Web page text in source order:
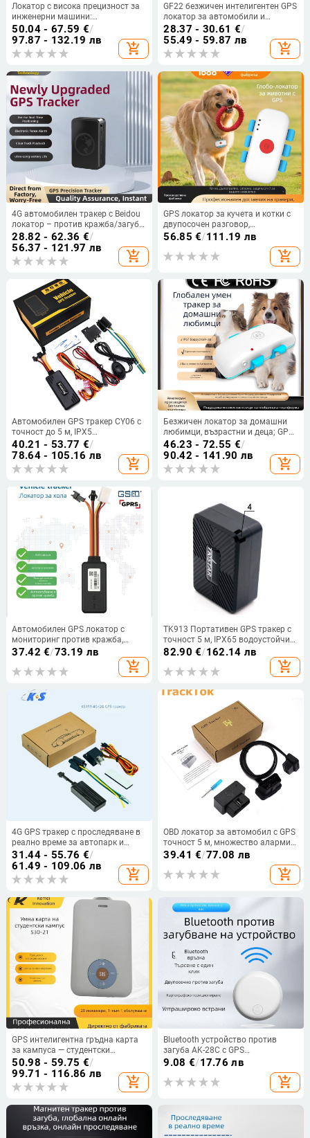
Локатор с висока прецизност за
инженерни машини:
двуфреквенционален RTK и
инерционна навигация,
GPS/Beidou сантиметрово
позициониране
50.04 - 67.59 €/
97.87 - 132.19 лв
add_shopping_cart
GF22 безжичен интелигентен GPS
локатор за автомобили и
мотоцикли, Beidou навигация,
защита срещу кражба и загуба
28.37 - 30.61 €/
55.49 - 59.87 лв
add_shopping_cart
4G автомобилен тракер с Beidou
локатор – против кражба/загуба,
IP65 водоустойчив, полимерна
батерия 5800 mAh
28.82 - 62.36 €/
56.37 - 121.97 лв
add_shopping_cart
GPS локатор за кучета и котки с
двупосочен разговор,
водоустойчив IPX-6, точност под
10 м, 5 дни живот на батерията,
модел F35-global
56.85 €/111.19 лв
add_shopping_cart
Автомобилен GPS тракер CY06 с
точност до 5 м, IPX5
водоустойчив, захранване DC 9–
90 V, време на работа 12 ч,
вградена антена
40.21 - 53.77 €/
78.64 - 105.16 лв
add_shopping_cart
Безжичен локатор за домашни
любимци, възрастни и деца; GPS
точност 1–10 m; Аларми:
вибрация, SOS, ограда,
превишена скорост; IP67
водоустойчив; време на
46.23 - 72.55 €/
90.42 - 141.90 лв
add_shopping_cart
Автомобилен GPS локатор с
мониторинг против кражба,
модел Y080, GPS точност 5 м,
алармени режими: вибрация,
липса на захранване, SOS,
керамична GPS), външно
захранване 9–100 VDC
37.42 €/73.19 лв
add_shopping_cart
TK913 Портативен GPS тракер с
точност 5 м, IPX65 водоустойчив,
живот на батерията до 60 ч, USB
захранване, поддръжка на Google
и Baidu карти
82.90 €/162.14 лв
add_shopping_cart
4G GPS тракер с проследяване в
реално време за автопарк и
управление на флота, аларми за
прекъсване на горивото и
захранването
31.44 - 55.76 €/
61.49 - 109.06 лв
add_shopping_cart
OBD локатор за автомобил с GPS
точност 5 м, множество аларми
(вибрация, прекъсване на
захранване, геозона, превишена
скорост), водоустойчив,
39.41 €/77.08 лв
add_shopping_cart
GPS интелигентна гръдна карта
за кампуса — студентски
идентификационен билет с SOS
аларма и Beidou проследяване
50.98 - 59.75 €/
99.71 - 116.86 лв
add_shopping_cart
Bluetooth устройство против
загуба AK-28C с GPS
позициониране до 15 m, мобилна
аларма, 1-годишен живот на
батерията, Google Maps
9.08 €/17.76 лв
add_shopping_cart